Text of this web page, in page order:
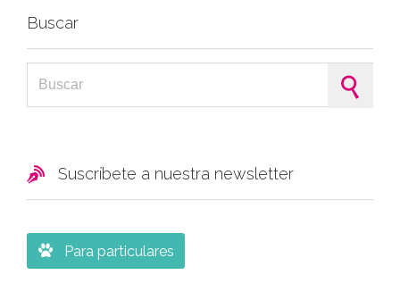
Buscar
 Suscríbete a nuestra newsletter
 Para particulares